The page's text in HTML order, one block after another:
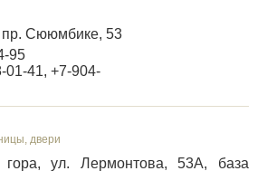
пр. Сююмбике, 53
95
01-41, +7-904-
двери
гора, ул. Лермонтова, 53А, база